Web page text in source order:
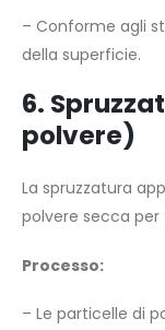
– Conforme agli
della superficie.
6.
polvere)
La spruzzatura
polvere secca
Processo:
– Le particelle di